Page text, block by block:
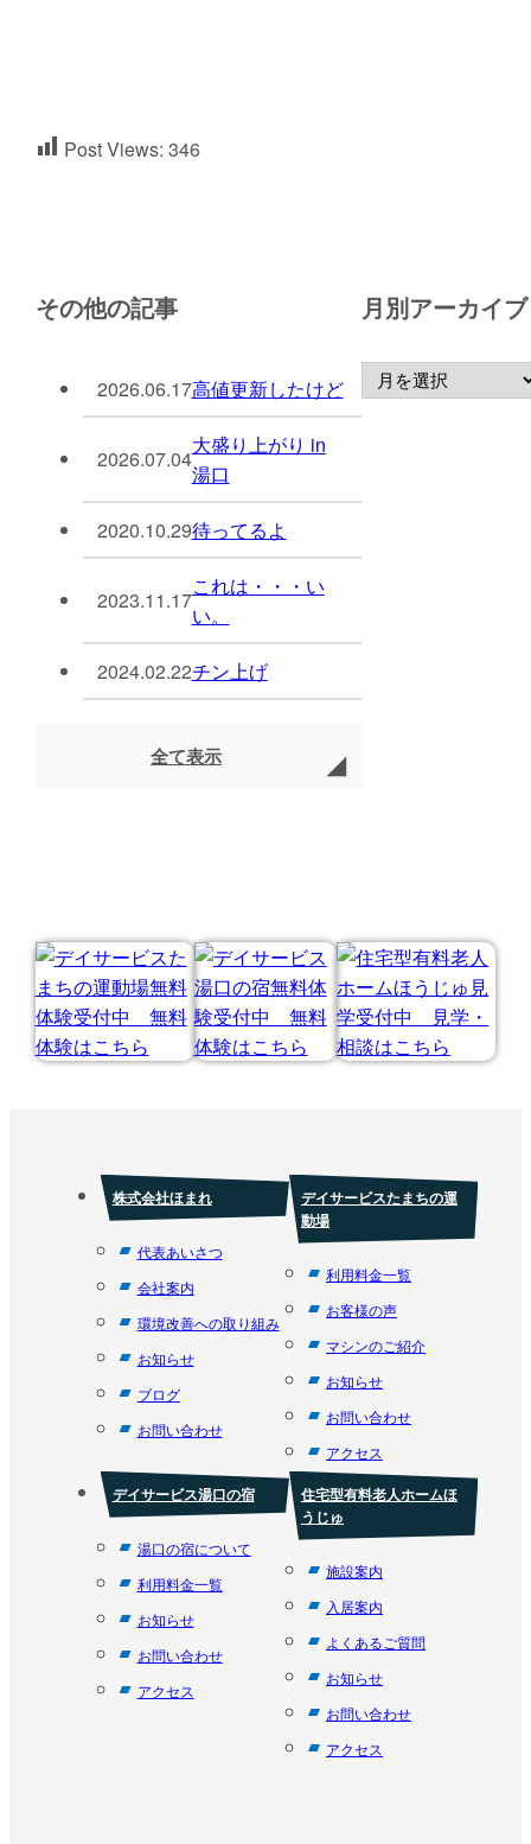
Post Views: 346
その他の記事
2026.06.17高値更新したけど
2026.07.04
大盛り上がり in
湯口
2020.10.29待ってるよ
2023.11.17
これは・・・い
い。
2024.02.22チン上げ
全て表示
月別アーカイブ
株式会社ほまれ
代表あいさつ
会社案内
環境改善への取り組み
お知らせ
ブログ
お問い合わせ
デイサービスたまちの運
動場
利用料金一覧
お客様の声
マシンのご紹介
お知らせ
お問い合わせ
アクセス
デイサービス湯口の宿
湯口の宿について
利用料金一覧
お知らせ
お問い合わせ
アクセス
住宅型有料老人ホームほ
うじゅ
施設案内
入居案内
よくあるご質問
お知らせ
お問い合わせ
アクセス